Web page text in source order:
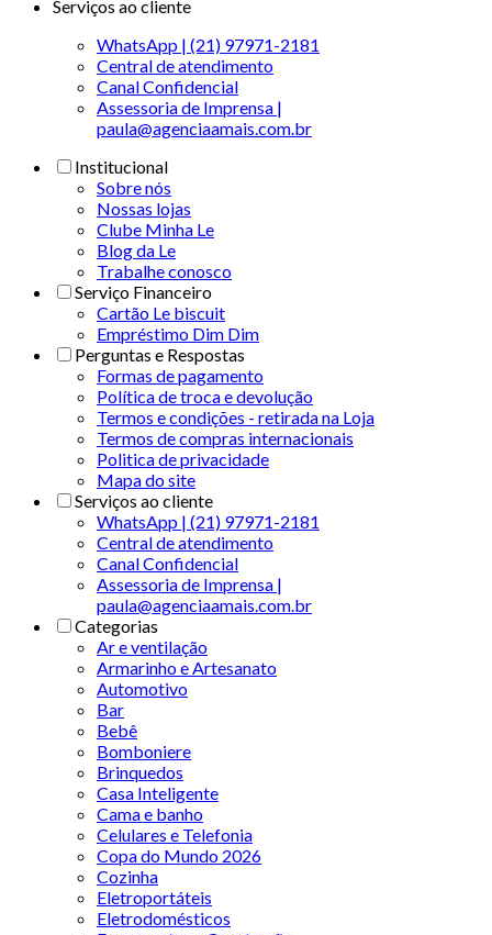
Serviços ao cliente
WhatsApp | (21) 97971-2181
Central de atendimento
Canal Confidencial
Assessoria de Imprensa |
paula@agenciaamais.com.br
Institucional
Sobre nós
Nossas lojas
Clube Minha Le
Blog da Le
Trabalhe conosco
Serviço Financeiro
Cartão Le biscuit
Empréstimo Dim Dim
Perguntas e Respostas
Formas de pagamento
Política de troca e devolução
Termos e condições - retirada na Loja
Termos de compras internacionais
Politica de privacidade
Mapa do site
Serviços ao cliente
WhatsApp | (21) 97971-2181
Central de atendimento
Canal Confidencial
Assessoria de Imprensa |
paula@agenciaamais.com.br
Categorias
Ar e ventilação
Armarinho e Artesanato
Automotivo
Bar
Bebê
Bomboniere
Brinquedos
Casa Inteligente
Cama e banho
Celulares e Telefonia
Copa do Mundo 2026
Cozinha
Eletroportáteis
Eletrodomésticos